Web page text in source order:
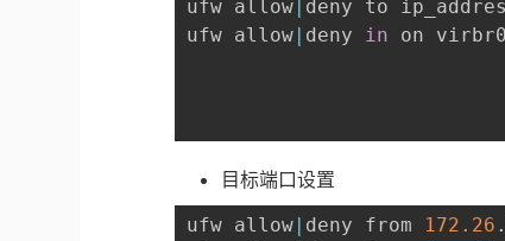
ufw allow | deny to
ufw allow | deny in on
目标端口设置
ufw allow | deny from 172.26